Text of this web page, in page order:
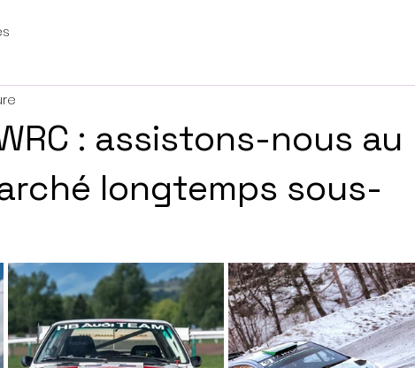
: assistons-nous au
longtemps sous-